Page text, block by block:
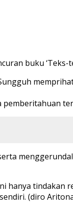
buku ‘Teks-
hanya tindakan
(diro